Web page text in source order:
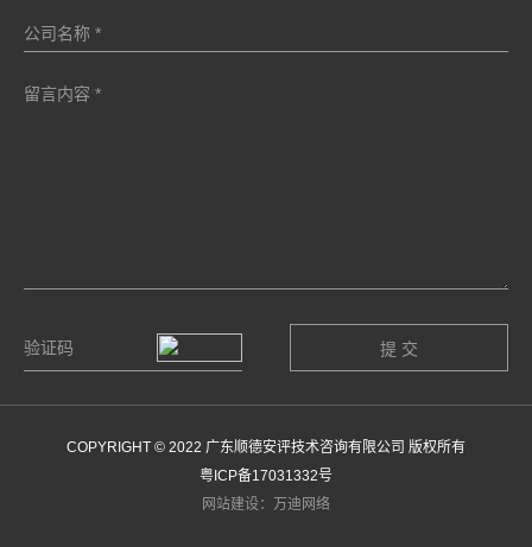
COPYRIGHT © 2022 广东顺德安评技术咨询有限公司 版权所有
粤ICP备17031332号
网站建设：万迪网络